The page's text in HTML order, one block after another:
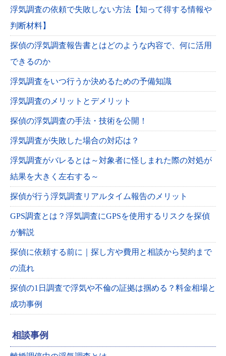
浮気調査の依頼で失敗しない方法【知って得する情報や
判断材料】
探偵の浮気調査報告書とはどのような内容で、何に活用
できるのか
浮気調査をいつ行うか決めるための予備知識
浮気調査のメリットとデメリット
探偵の浮気調査の手法・技術を公開！
浮気調査が失敗した場合の対応は？
浮気調査がバレるとは～対象者に怪しまれた際の対処が
結果を大きく左右する～
探偵が行う浮気調査リアルタイム報告のメリット
GPS調査とは？浮気調査にGPSを使用するリスクを探偵
が解説
探偵に依頼する前に｜探し方や費用と相談から契約まで
の流れ
探偵の1日調査で浮気や不倫の証拠は掴める？料金相場と
成功事例
相談事例